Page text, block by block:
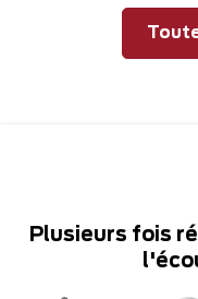
Plusieurs fois